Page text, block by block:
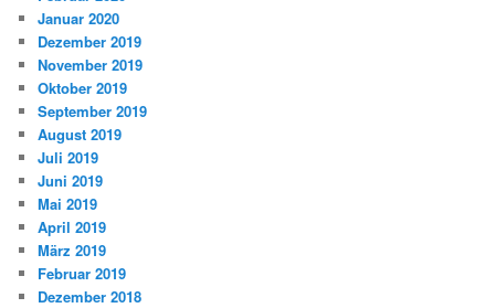
Januar 2020
Dezember 2019
November 2019
Oktober 2019
September 2019
August 2019
Juli 2019
Juni 2019
Mai 2019
April 2019
März 2019
Februar 2019
Dezember 2018